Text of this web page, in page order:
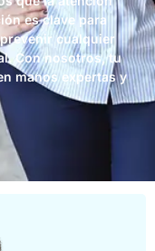
es clave para
cualquier
Con nosotros, tu
manos expertas y